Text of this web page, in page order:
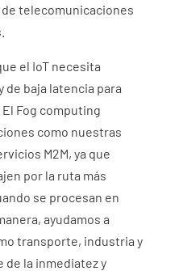
telecomunicaciones
el IoT necesita
baja latencia para
Fog computing
como nuestras
M2M, ya que
por la ruta más
se procesan en
ayudamos a
transporte, industria y
la inmediatez y